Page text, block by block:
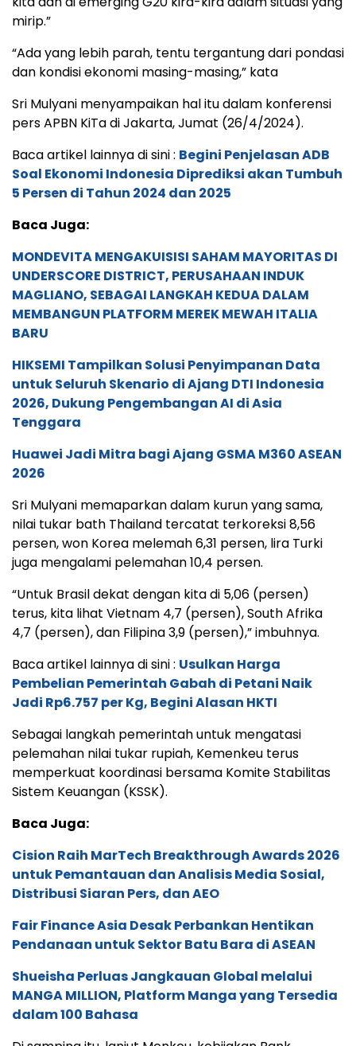
mirip.”
“Ada yang lebih parah, tentu tergantung dari pondasi
dan kondisi ekonomi masing-masing,” kata
Sri Mulyani menyampaikan hal itu dalam konferensi
pers APBN KiTa di Jakarta, Jumat (26/4/2024).
Baca artikel lainnya di sini : Begini Penjelasan ADB
Soal Ekonomi Indonesia Diprediksi akan Tumbuh
5 Persen di Tahun 2024 dan 2025
Baca Juga:
MONDEVITA MENGAKUISISI SAHAM MAYORITAS DI
UNDERSCORE DISTRICT, PERUSAHAAN INDUK
MAGLIANO, SEBAGAI LANGKAH KEDUA DALAM
MEMBANGUN PLATFORM MEREK MEWAH ITALIA
BARU
HIKSEMI Tampilkan Solusi Penyimpanan Data
untuk Seluruh Skenario di Ajang DTI Indonesia
2026, Dukung Pengembangan AI di Asia
Tenggara
Huawei Jadi Mitra bagi Ajang GSMA M360 ASEAN
2026
Sri Mulyani memaparkan dalam kurun yang sama,
nilai tukar bath Thailand tercatat terkoreksi 8,56
persen, won Korea melemah 6,31 persen, lira Turki
juga mengalami pelemahan 10,4 persen.
“Untuk Brasil dekat dengan kita di 5,06 (persen)
terus, kita lihat Vietnam 4,7 (persen), South Afrika
4,7 (persen), dan Filipina 3,9 (persen),” imbuhnya.
Baca artikel lainnya di sini : Usulkan Harga
Pembelian Pemerintah Gabah di Petani Naik
Jadi Rp6.757 per Kg, Begini Alasan HKTI
Sebagai langkah pemerintah untuk mengatasi
pelemahan nilai tukar rupiah, Kemenkeu terus
memperkuat koordinasi bersama Komite Stabilitas
Sistem Keuangan (KSSK).
Baca Juga:
Cision Raih MarTech Breakthrough Awards 2026
untuk Pemantauan dan Analisis Media Sosial,
Distribusi Siaran Pers, dan AEO
Fair Finance Asia Desak Perbankan Hentikan
Pendanaan untuk Sektor Batu Bara di ASEAN
Shueisha Perluas Jangkauan Global melalui
MANGA MILLION, Platform Manga yang Tersedia
dalam 100 Bahasa